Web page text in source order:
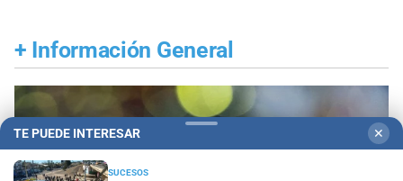
+ Información General
TE PUEDE INTERESAR ✕
SUCESOS